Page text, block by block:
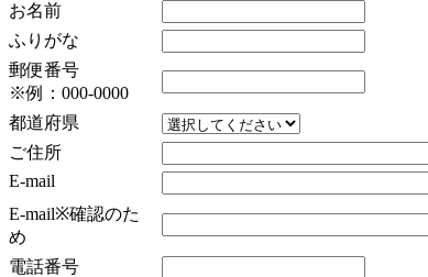
お名前
ふりがな
郵便番号
※例：000-0000
都道府県
ご住所
E-mail
E-mail※確認のた
め
電話番号